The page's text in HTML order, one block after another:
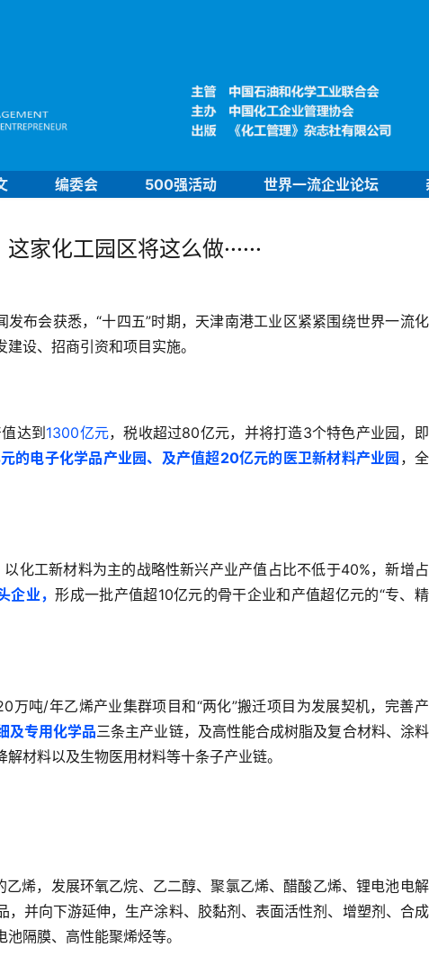
编委会 500强活动 世界一流企业论坛
化工园区将这么做······
布会获悉，“十四五”时期，天津南港工业区紧紧围绕世界一流
设、招商引资和项目实施。
达到 1300亿元，税收超过80亿元，并将打造3个特色产业园，即
的电子化学品产业园、及产值超20亿元的医卫新材料产业园 ，
化工新材料为主的战略性新兴产业产值占比不低于40%，新增
企业，形成一批产值超10亿元的骨干企业和产值超亿元的“专、精
万吨/年乙烯产业集群项目和“两化”搬迁项目为发展契机，完善
及专用化学品三条主产业链，及高性能合成树脂及复合材料、涂
材料以及生物医用材料等十条子产业链。
烯，发展环氧乙烷、乙二醇、聚氯乙烯、醋酸乙烯、锂电池电
并向下游延伸，生产涂料、胶黏剂、表面活性剂、增塑剂、合
隔膜、高性能聚烯烃等。